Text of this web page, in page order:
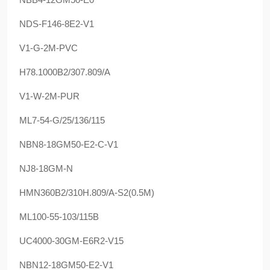
NDS-F146-8E2-V1
V1-G-2M-PVC
H78.1000B2/307.809/A
V1-W-2M-PUR
ML7-54-G/25/136/115
NBN8-18GM50-E2-C-V1
NJ8-18GM-N
HMN360B2/310H.809/A-S2(0.5M)
ML100-55-103/115B
UC4000-30GM-E6R2-V15
NBN12-18GM50-E2-V1